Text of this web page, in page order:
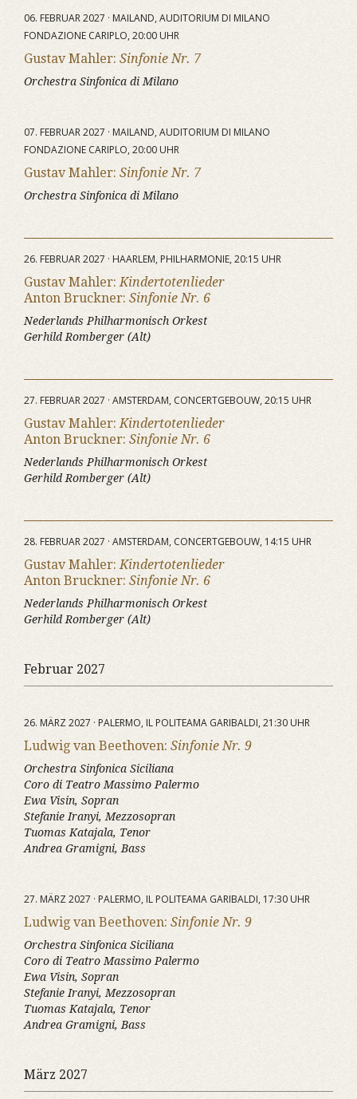
06. FEBRUAR 2027 · MAILAND, AUDITORIUM DI MILANO
FONDAZIONE CARIPLO, 20:00 UHR
Gustav Mahler: Sinfonie Nr. 7
Orchestra Sinfonica di Milano
07. FEBRUAR 2027 · MAILAND, AUDITORIUM DI MILANO
FONDAZIONE CARIPLO, 20:00 UHR
Gustav Mahler: Sinfonie Nr. 7
Orchestra Sinfonica di Milano
26. FEBRUAR 2027 · HAARLEM, PHILHARMONIE, 20:15 UHR
Gustav Mahler:Kindertotenlieder
Anton Bruckner: Sinfonie Nr. 6
Nederlands Philharmonisch Orkest
Gerhild Romberger (Alt)
27. FEBRUAR 2027 · AMSTERDAM, CONCERTGEBOUW, 20:15 UHR
Gustav Mahler:Kindertotenlieder
Anton Bruckner: Sinfonie Nr. 6
Nederlands Philharmonisch Orkest
Gerhild Romberger (Alt)
28. FEBRUAR 2027 · AMSTERDAM, CONCERTGEBOUW, 14:15 UHR
Gustav Mahler:Kindertotenlieder
Anton Bruckner: Sinfonie Nr. 6
Nederlands Philharmonisch Orkest
Gerhild Romberger (Alt)
Februar 2027
26. MÄRZ 2027 · PALERMO, IL POLITEAMA GARIBALDI, 21:30 UHR
Ludwig van Beethoven: Sinfonie Nr. 9
Orchestra Sinfonica Siciliana
Coro di Teatro Massimo Palermo
Ewa Visin, Sopran
Stefanie Iranyi, Mezzosopran
Tuomas Katajala, Tenor
Andrea Gramigni, Bass
27. MÄRZ 2027 · PALERMO, IL POLITEAMA GARIBALDI, 17:30 UHR
Ludwig van Beethoven: Sinfonie Nr. 9
Orchestra Sinfonica Siciliana
Coro di Teatro Massimo Palermo
Ewa Visin, Sopran
Stefanie Iranyi, Mezzosopran
Tuomas Katajala, Tenor
Andrea Gramigni, Bass
März 2027